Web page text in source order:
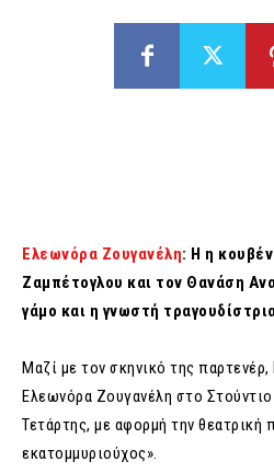
Ελεωνόρα Ζουγανέλη: H η
Ζαμπέτογλου και τον Θανάση
γάμο και η γνωστή
Μαζί με τον σκηνικό της
Ελεωνόρα Ζουγανέλη στο
Τετάρτης, με αφορμή την θεατρική
εκατομμυριούχος».